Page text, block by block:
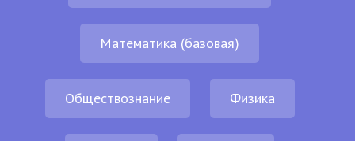
Математика (базовая)
Обществознание Физика